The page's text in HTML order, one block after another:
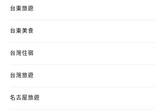
台東旅遊
台東美食
台灣住宿
台灣旅遊
名古屋旅遊